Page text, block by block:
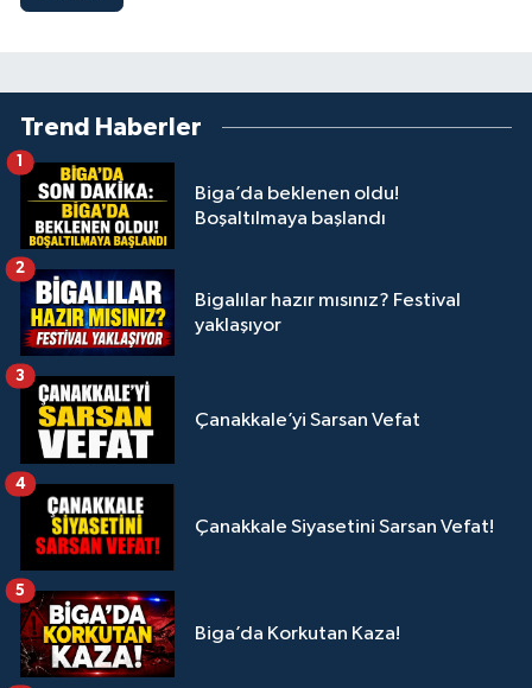
Trend Haberler
Biga’da beklenen oldu!
Boşaltılmaya başlandı
1
Bigalılar hazır mısınız? Festival
yaklaşıyor
2
Çanakkale’yi Sarsan Vefat
3
Çanakkale Siyasetini Sarsan Vefat!
4
Biga’da Korkutan Kaza!
5